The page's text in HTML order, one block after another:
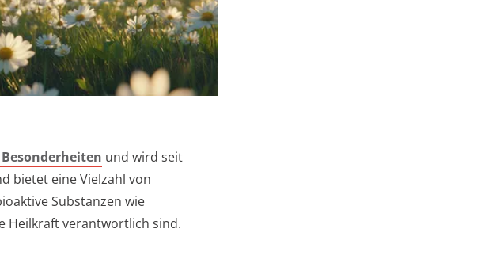
und wird seit
bietet eine Vielzahl von
Substanzen wie
Heilkraft verantwortlich sind.